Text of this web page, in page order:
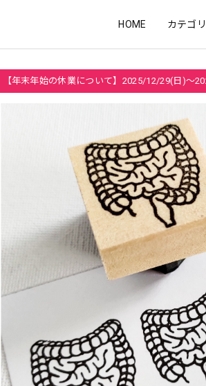
HOME カテゴ
【年末年始の休業について】2025/12/29(日)～